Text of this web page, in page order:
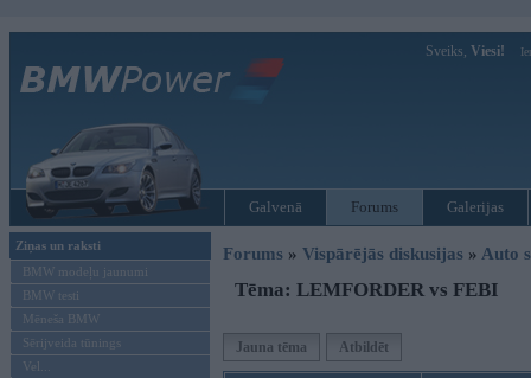
Sveiks, Viesi!
Galvenā Forums Galerijas
Ziņas un raksti
BMW modeļu jaunumi
BMW testi
Mēneša BMW
Sērijveida tūnings
Vel...
Forums » Vispārējās diskusijas » Auto
Tēma: LEMFORDER vs FEBI
Jauna tēma Atbildēt